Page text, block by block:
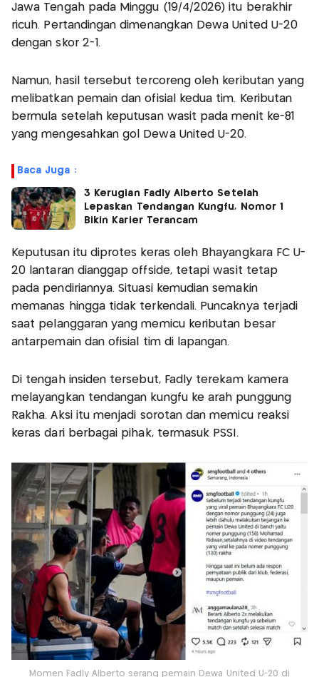
Jawa Tengah pada Minggu (19/4/2026) itu berakhir
ricuh. Pertandingan dimenangkan Dewa United U-20
dengan skor 2-1.
Namun, hasil tersebut tercoreng oleh keributan yang
melibatkan pemain dan ofisial kedua tim. Keributan
bermula setelah keputusan wasit pada menit ke-81
yang mengesahkan gol Dewa United U-20.
Baca Juga :
3 Kerugian Fadly Alberto Setelah
Lepaskan Tendangan Kungfu, Nomor 1
Bikin Karier Terancam
Keputusan itu diprotes keras oleh Bhayangkara FC U-
20 lantaran dianggap offside, tetapi wasit tetap
pada pendiriannya. Situasi kemudian semakin
memanas hingga tidak terkendali. Puncaknya terjadi
saat pelanggaran yang memicu keributan besar
antarpemain dan ofisial tim di lapangan.
Di tengah insiden tersebut, Fadly terekam kamera
melayangkan tendangan kungfu ke arah punggung
Rakha. Aksi itu menjadi sorotan dan memicu reaksi
keras dari berbagai pihak, termasuk PSSI.
Momen Fadly Alberto serang pemain Dewa United U-20 di